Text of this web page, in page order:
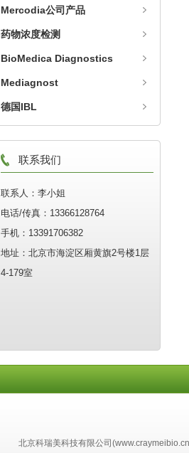
Mercodia公司产品
药物浓度检测
BioMedica Diagnostics
Mediagnost
德国IBL
联系我们
联系人：李小姐
电话/传真：13366128764
手机：13391706382
地址：北京市海淀区厢黄旗2号楼1层
4-179室
北京科瑞美科技有限公司